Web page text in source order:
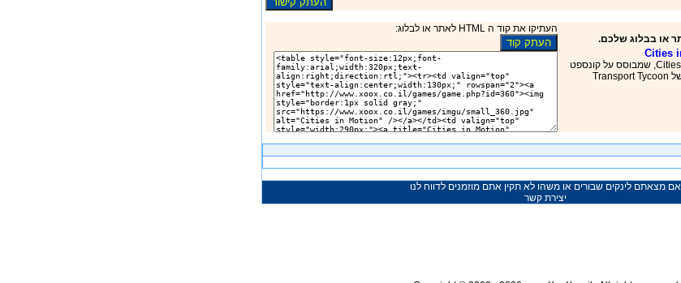
או בבלוג שלכם.
Cities
Cities in Motion, שמבוסס על קונספט
דומה לזה של Transport Tycoon
העתיקו את קוד ה HTML לאתר או לבלוג:
אם מצאתם לינקים שבורים או משהו לא תקין אתם מוזמנים לדווח לנו
יצירת קשר